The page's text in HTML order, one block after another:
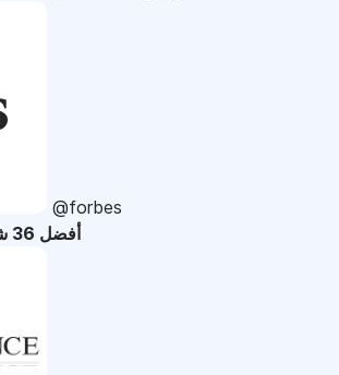
@forbes
أفضل 36 شركة تأمين أوروبية (2023)